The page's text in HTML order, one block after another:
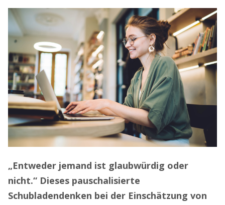
„Entweder jemand ist glaubwürdig oder
nicht.“ Dieses pauschalisierte
Schubladendenken bei der Einschätzung von